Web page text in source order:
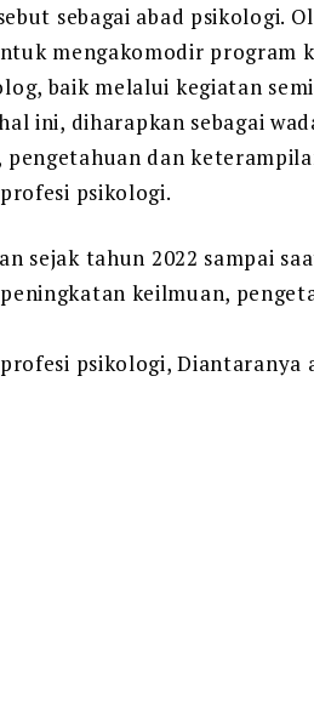
sebagai abad psikologi.
mengakomodir program
baik melalui kegiatan
ini, diharapkan sebagai
dan
psikologi.
sejak tahun 2022 sampai
keilmuan,
psikologi, Diantaranya